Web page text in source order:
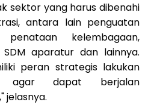
sektor yang harus dibenahi
antara lain penguatan
penataan kelembagaan,
aparatur dan lainnya.
peran strategis lakukan
agar dapat berjalan
jelasnya.